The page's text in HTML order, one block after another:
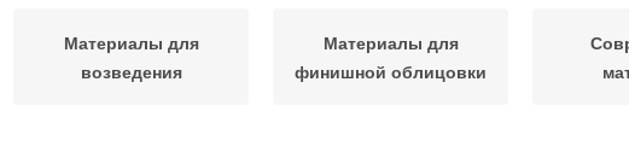
Материалы для
возведения
Материалы для
финишной облицовки